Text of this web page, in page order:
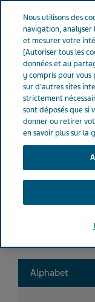
France Nos
Liste de
Search
Filtres clairs
Alphabet
Nous utilisons des
navigation, analyser
et mesurer votre
[Autoriser tous les
données et au
y compris pour
sur d'autres sites
strictement
sont déposés que si
donner ou retirer
en savoir plus sur la